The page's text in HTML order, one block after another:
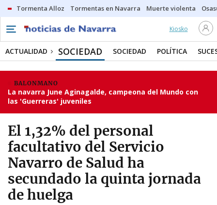
Tormenta Alloz Tormentas en Navarra Muerte violenta
Kiosko
ACTUALIDAD SOCIEDAD SOCIEDAD POLÍTICA
BALONMANO
La navarra June Aginagalde, campeona del Mundo con
las 'Guerreras' juveniles
El 1,32% del personal
facultativo del Servicio
Navarro de Salud ha
secundado la quinta jornada
de huelga